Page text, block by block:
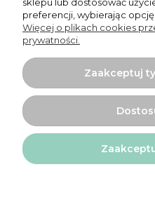
Płatności i dostawa
Informacje
O nas
Projekt i
preferencji, wybierając opcję
Więcej o plikach cookies
prywatności.
Zaakceptuj